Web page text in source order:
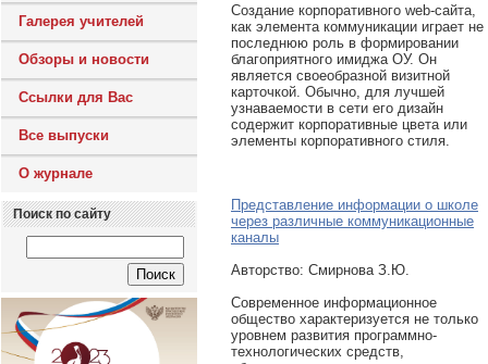
Галерея учителей
Обзоры и новости
Ссылки для Вас
Все выпуски
О журнале
Поиск по сайту
Создание корпоративного web-сайта,
как элемента коммуникации играет не
последнюю роль в формировании
благоприятного имиджа ОУ. Он
является своеобразной визитной
карточкой. Обычно, для лучшей
узнаваемости в сети его дизайн
содержит корпоративные цвета или
элементы корпоративного стиля.
Представление информации о школе
через различные коммуникационные
каналы
Авторcтво: Смирнова З.Ю.
Современное информационное
общество характеризуется не только
уровнем развития программно-
технологических средств,